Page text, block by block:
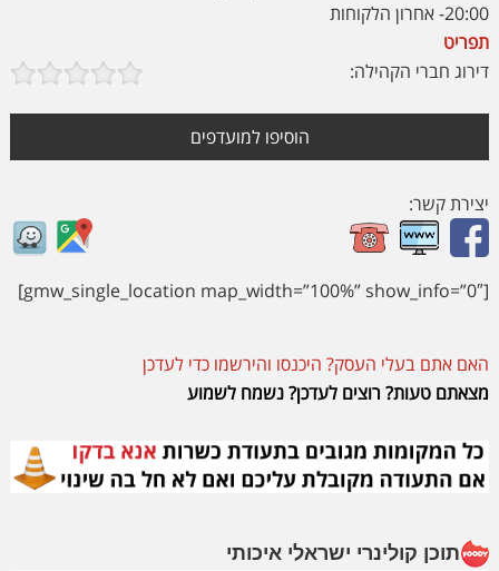
20:00- אחרון הלקוחות
תפריט
דירוג חברי הקהילה:
הוסיפו למועדפים
יצירת קשר:
[gmw_single_location map_width=”100%” show_info=”0″]
האם אתם בעלי העסק? היכנסו והירשמו כדי לעדכן
מצאתם טעות? רוצים לעדכן? נשמח לשמוע
תוכן קולינרי ישראלי איכותי